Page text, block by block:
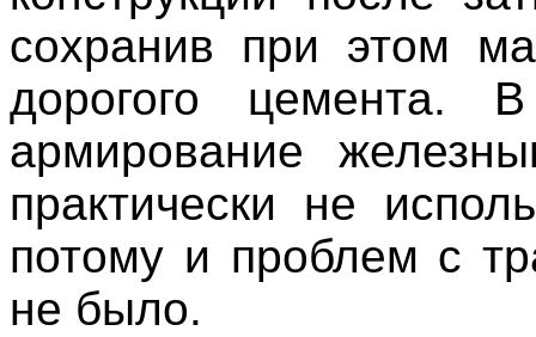
сохранив при этом
дорогого цемента.
армирование
практически не
потому и проблем с
не было.